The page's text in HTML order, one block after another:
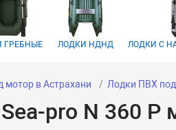
ГРЕБНЫЕ ЛОДКИ НДНД ЛОДКИ С
мотор в Астрахани Лодки ПВХ под
pro N 360 P